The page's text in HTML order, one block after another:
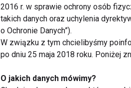
W co się ubrać na
2016 r. w sprawie ochrony osób
takich danych oraz uchylenia
o Ochronie Danych”).
W związku z tym chcielibyśmy
po dniu 25 maja 2018 roku. Poniżej
O jakich danych mówimy?